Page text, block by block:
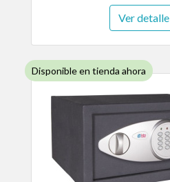
Ver detalle
Disponible en tienda ahora